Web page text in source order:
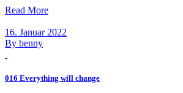
Read More
16. Januar 2022
By benny
016 Everything will change